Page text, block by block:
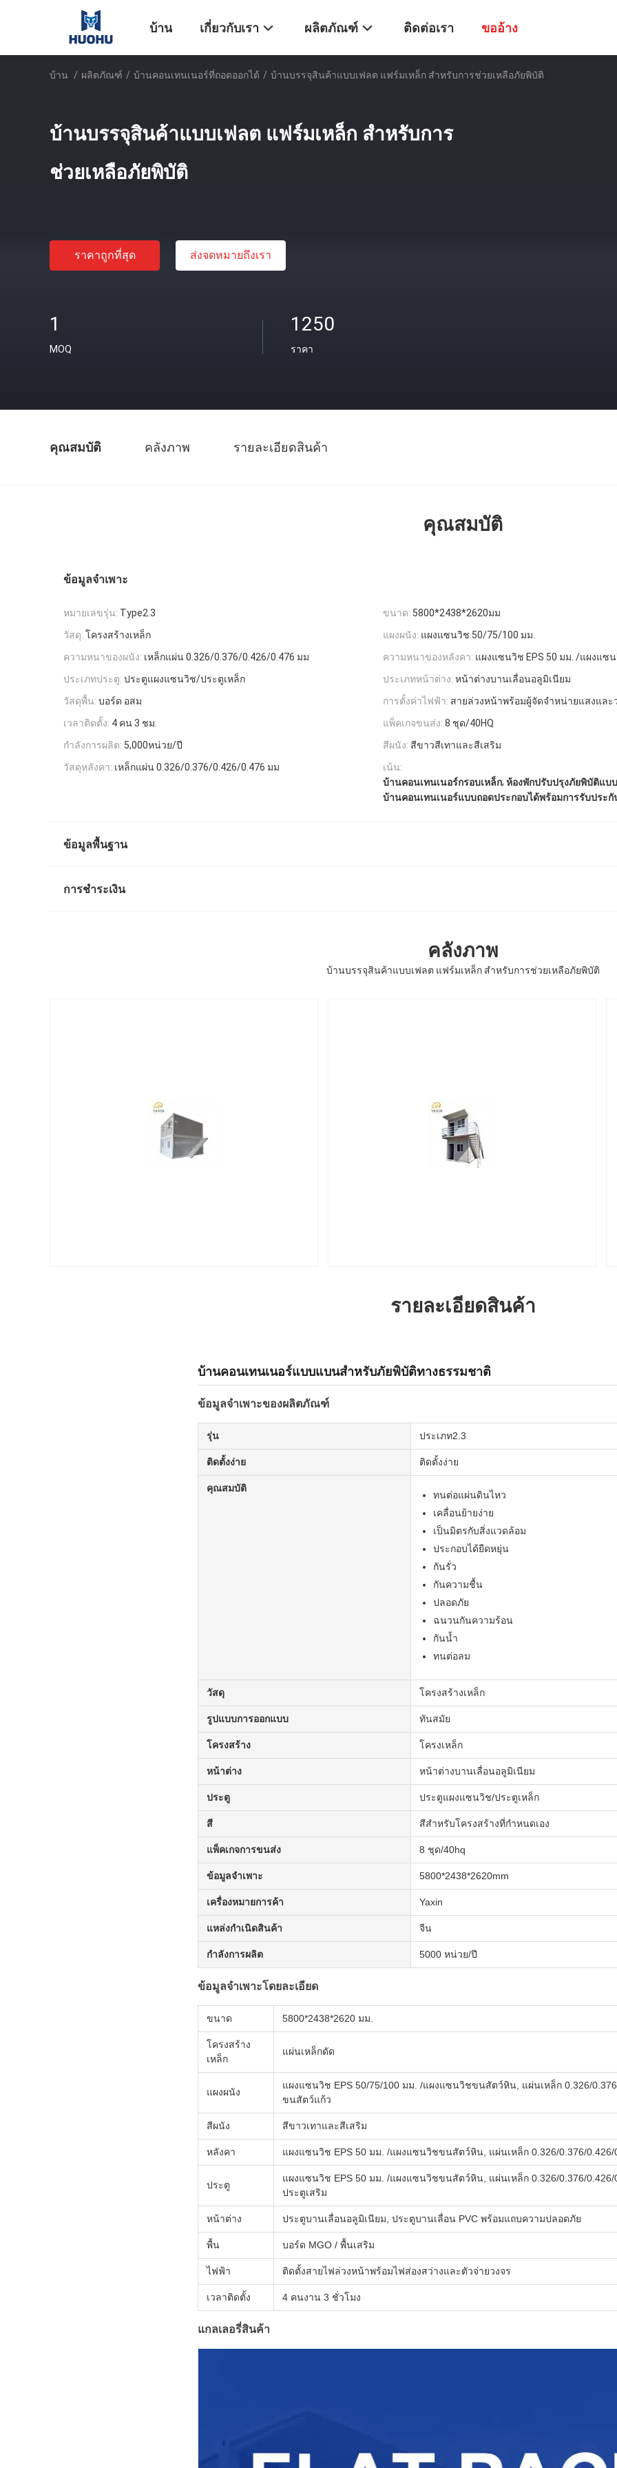
บ้าน เกี่ยวกับเรา ผลิตภัณฑ์ ติดต่อเรา ขออ้าง
บ้าน / ผลิตภัณฑ์ / บ้านคอนเทนเนอร์ที่ถอดออกได้ / บ้านบรรจุสินค้าแบบเฟลต แฟร์มเหล็ก สําหรับการช่วยเหลือภัยพิบัติ
บ้านบรรจุสินค้าแบบเฟลต แฟร์มเหล็ก สําหรับการ
ช่วยเหลือภัยพิบัติ
ราคาถูกที่สุด ส่งจดหมายถึงเรา
1
MOQ
1250
ราคา
คุณสมบัติ คลังภาพ รายละเอียดสินค้า
คุณสมบัติ
ข้อมูลจำเพาะ
หมายเลขรุ่น: Type2.3 ขนาด: 5800*2438*2620มม
วัสดุ: โครงสร้างเหล็ก แผงผนัง: แผงแซนวิช 50/75/100 มม.
ความหนาของผนัง: เหล็กแผ่น 0.326/0.376/0.426/0.476 มม ความหนาของหลังคา: แผงแซนวิช EPS 50 มม. /แผงแ
ประเภทประตู: ประตูแผงแซนวิช/ประตูเหล็ก ประเภทหน้าต่าง: หน้าต่างบานเลื่อนอลูมิเนียม
วัสดุพื้น: บอร์ด อสม การตั้งค่าไฟฟ้า: สายล่วงหน้าพร้อมผู้จัดจำหน่ายแสงและ
เวลาติดตั้ง: 4 คน 3 ชม. แพ็คเกจขนส่ง: 8 ชุด/40HQ
กำลังการผลิต: 5,000หน่วย/ปี สีผนัง: สีขาวสีเทาและสีเสริม
วัสดุหลังคา: เหล็กแผ่น 0.326/0.376/0.426/0.476 มม
เน้น:
บ้านคอนเทนเนอร์กรอบเหล็ก, ห้องพักปรับปรุงภัยพิบัติแบ
บ้านคอนเทนเนอร์แบบถอดประกอบได้พร้อมการรับประกั
ข้อมูลพื้นฐาน
การชำระเงิน
คลังภาพ
บ้านบรรจุสินค้าแบบเฟลต แฟร์มเหล็ก สําหรับการช่วยเหลือภัยพิบัติ
รายละเอียดสินค้า
บ้านคอนเทนเนอร์แบบแบนสำหรับภัยพิบัติทางธรรมชาติ
ข้อมูลจำเพาะของผลิตภัณฑ์
รุ่น ประเภท2.3
ติดตั้งง่าย ติดตั้งง่าย
คุณสมบัติ
ทนต่อแผ่นดินไหว
เคลื่อนย้ายง่าย
เป็นมิตรกับสิ่งแวดล้อม
ประกอบได้ยืดหยุ่น
กันรั่ว
กันความชื้น
ปลอดภัย
ฉนวนกันความร้อน
กันน้ำ
ทนต่อลม
วัสดุ โครงสร้างเหล็ก
รูปแบบการออกแบบ ทันสมัย
โครงสร้าง โครงเหล็ก
หน้าต่าง หน้าต่างบานเลื่อนอลูมิเนียม
ประตู ประตูแผงแซนวิช/ประตูเหล็ก
สี สีสำหรับโครงสร้างที่กำหนดเอง
แพ็คเกจการขนส่ง 8 ชุด/40hq
ข้อมูลจำเพาะ 5800*2438*2620mm
เครื่องหมายการค้า Yaxin
แหล่งกำเนิดสินค้า จีน
กำลังการผลิต 5000 หน่วย/ปี
ข้อมูลจำเพาะโดยละเอียด
ขนาด 5800*2438*2620 มม.
โครงสร้าง
เหล็ก
แผ่นเหล็กดัด
แผงผนัง
แผงแซนวิช EPS 50/75/100 มม. /แผงแซนวิชขนสัตว์หิน, แผ่นเหล็ก 0.326/
ขนสัตว์แก้ว
สีผนัง สีขาวเทาและสีเสริม
หลังคา แผงแซนวิช EPS 50 มม. /แผงแซนวิชขนสัตว์หิน, แผ่นเหล็ก 0.326/0.376/0.426/
ประตู
แผงแซนวิช EPS 50 มม. /แผงแซนวิชขนสัตว์หิน, แผ่นเหล็ก 0.326/0.376/
ประตูเสริม
หน้าต่าง ประตูบานเลื่อนอลูมิเนียม, ประตูบานเลื่อน PVC พร้อมแถบความปลอดภัย
พื้น บอร์ด MGO / พื้นเสริม
ไฟฟ้า ติดตั้งสายไฟล่วงหน้าพร้อมไฟส่องสว่างและตัวจ่ายวงจร
เวลาติดตั้ง 4 คนงาน 3 ชั่วโมง
แกลเลอรี่สินค้า